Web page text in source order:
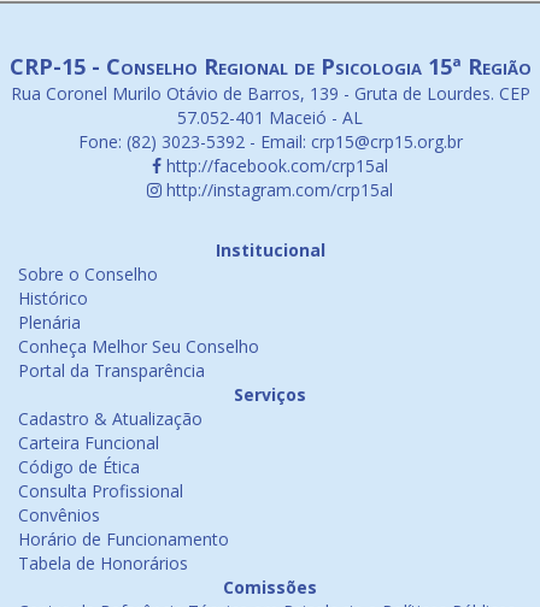
CRP-15 - Conselho Regional de Psicologia 15ª Região
Rua Coronel Murilo Otávio de Barros, 139 - Gruta de Lourdes. CEP
57.052-401 Maceió - AL
Fone: (82) 3023-5392 - Email: crp15@crp15.org.br
http://facebook.com/crp15al
http://instagram.com/crp15al
Institucional
Sobre o Conselho
Histórico
Plenária
Conheça Melhor Seu Conselho
Portal da Transparência
Serviços
Cadastro & Atualização
Carteira Funcional
Código de Ética
Consulta Profissional
Convênios
Horário de Funcionamento
Tabela de Honorários
Comissões